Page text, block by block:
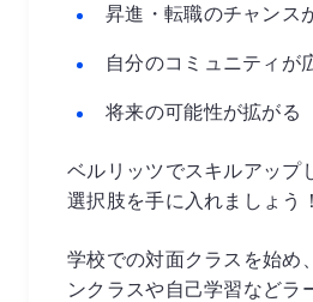
昇進・転職のチャンス
自分のコミュニティが
将来の可能性が拡がる
ベルリッツでスキルアップ
選択肢を手に入れましょう！
学校での対面クラスを始め
ンクラスや自己学習などラ